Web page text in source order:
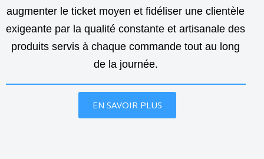
augmenter le ticket moyen et fidéliser une clientèle
exigeante par la qualité constante et artisanale des
produits servis à chaque commande tout au long
de la journée.
EN SAVOIR PLUS